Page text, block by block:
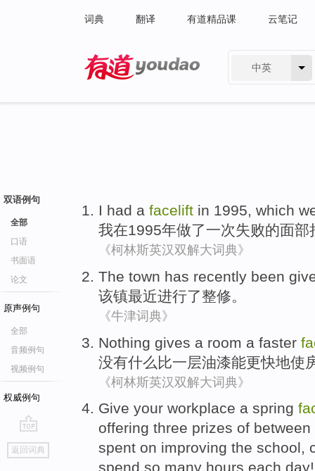
词典 翻译 有道精品课 云笔记
中英
双语例句
全部
口语
书面语
论文
原声例句
全部
音频例句
视频例句
权威例句
go
top
返回词典
I had a facelift in 1995, which
我在1995年做了一次失败的面部
《柯林斯英汉双解大词典》
The town has recently been
该镇最近进行了整修。
《牛津词典》
Nothing gives a room a faster
没有什么 比一层油漆能更快地使
《柯林斯英汉双解大词典》
Give your workplace a spring
offering three prizes of
spent on improving the school,
spend so many hours each